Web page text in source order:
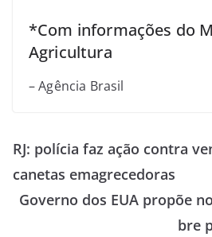
*Com informações do
Agricultura
– Agência Brasil
RJ: polícia faz ação contra
canetas emagrecedoras
Governo dos EUA propõe
bre